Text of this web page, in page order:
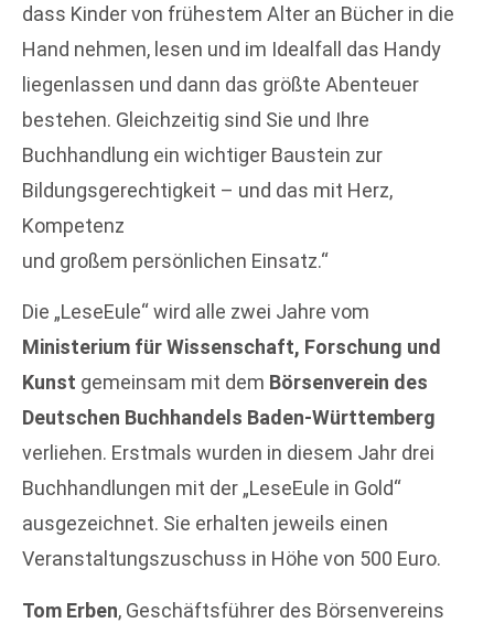
dass Kinder von frühestem Alter an Bücher in die
Hand nehmen, lesen und im Idealfall das Handy
liegenlassen und dann das größte Abenteuer
bestehen. Gleichzeitig sind Sie und Ihre
Buchhandlung ein wichtiger Baustein zur
Bildungsgerechtigkeit – und das mit Herz,
Kompetenz
und großem persönlichen Einsatz.“
Die „LeseEule“ wird alle zwei Jahre vom
Ministerium für Wissenschaft, Forschung und
Kunst gemeinsam mit dem Börsenverein des
Deutschen Buchhandels Baden-Württemberg
verliehen. Erstmals wurden in diesem Jahr drei
Buchhandlungen mit der „LeseEule in Gold“
ausgezeichnet. Sie erhalten jeweils einen
Veranstaltungszuschuss in Höhe von 500 Euro.
Tom Erben, Geschäftsführer des Börsenvereins